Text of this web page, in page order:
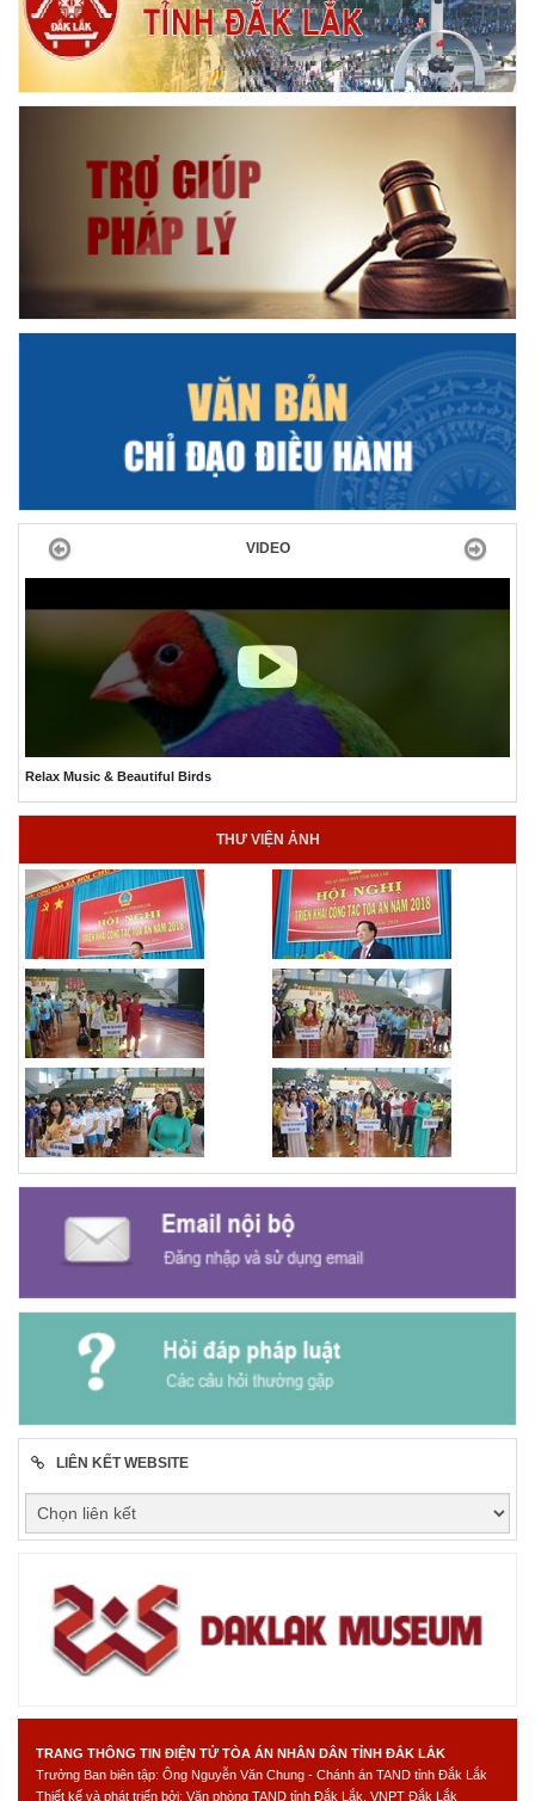
VIDEO
The Best Relaxing Ocean Aquarium
Previous Next
THƯ VIỆN ẢNH
LIÊN KẾT WEBSITE
TRANG THÔNG TIN ĐIỆN TỬ TÒA ÁN NHÂN DÂN TỈNH ĐẮK LẮK
Trưởng Ban biên tập: Ông Nguyễn Văn Chung - Chánh án TAND tỉnh Đắk Lắk
Thiết kế và phát triển bởi: Văn phòng TAND tỉnh Đắk Lắk, VNPT Đắk Lắk